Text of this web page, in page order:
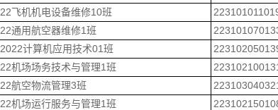
22飞机机电设备维修10班
22通用航空器维修1班
2022计算机应用技术01班
22机场场务技术与管理1班
22航空物流管理3班
22机场运行服务与管理1班